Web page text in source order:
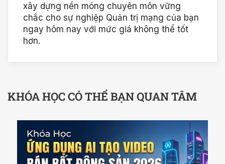
xây dựng nền móng chuyên môn vững
chắc cho sự nghiệp Quản trị mạng của bạn
ngay hôm nay với mức giá không thể tốt
hơn.
KHÓA HỌC CÓ THỂ BẠN QUAN TÂM